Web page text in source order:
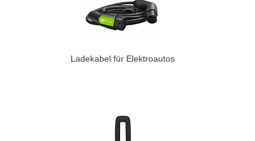
Ladekabel für Elektroautos